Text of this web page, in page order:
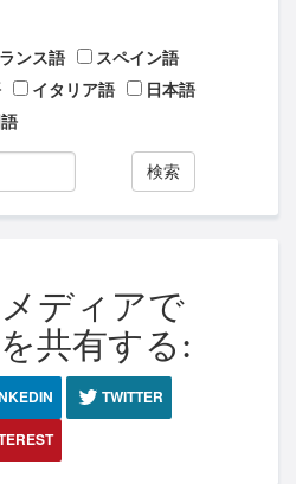
ンス語
スペイン語
イタリア語
日本語
検索
ディアで
共有する:
TWITTER